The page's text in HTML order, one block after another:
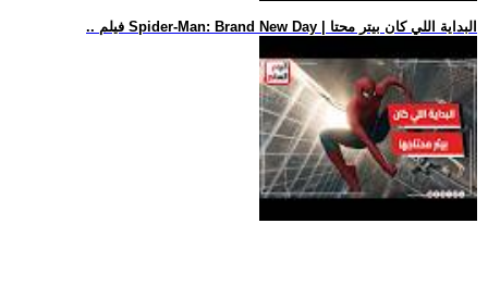
.. فيلم Spider-Man: Brand New Day | البداية اللي كان بيتر محتا